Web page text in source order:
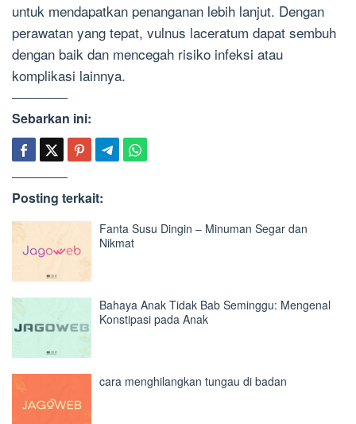
untuk mendapatkan penanganan lebih lanjut. Dengan
perawatan yang tepat, vulnus laceratum dapat sembuh
dengan baik dan mencegah risiko infeksi atau
komplikasi lainnya.
Sebarkan ini:
Posting terkait:
Fanta Susu Dingin – Minuman Segar dan
Nikmat
Bahaya Anak Tidak Bab Seminggu: Mengenal
Konstipasi pada Anak
cara menghilangkan tungau di badan